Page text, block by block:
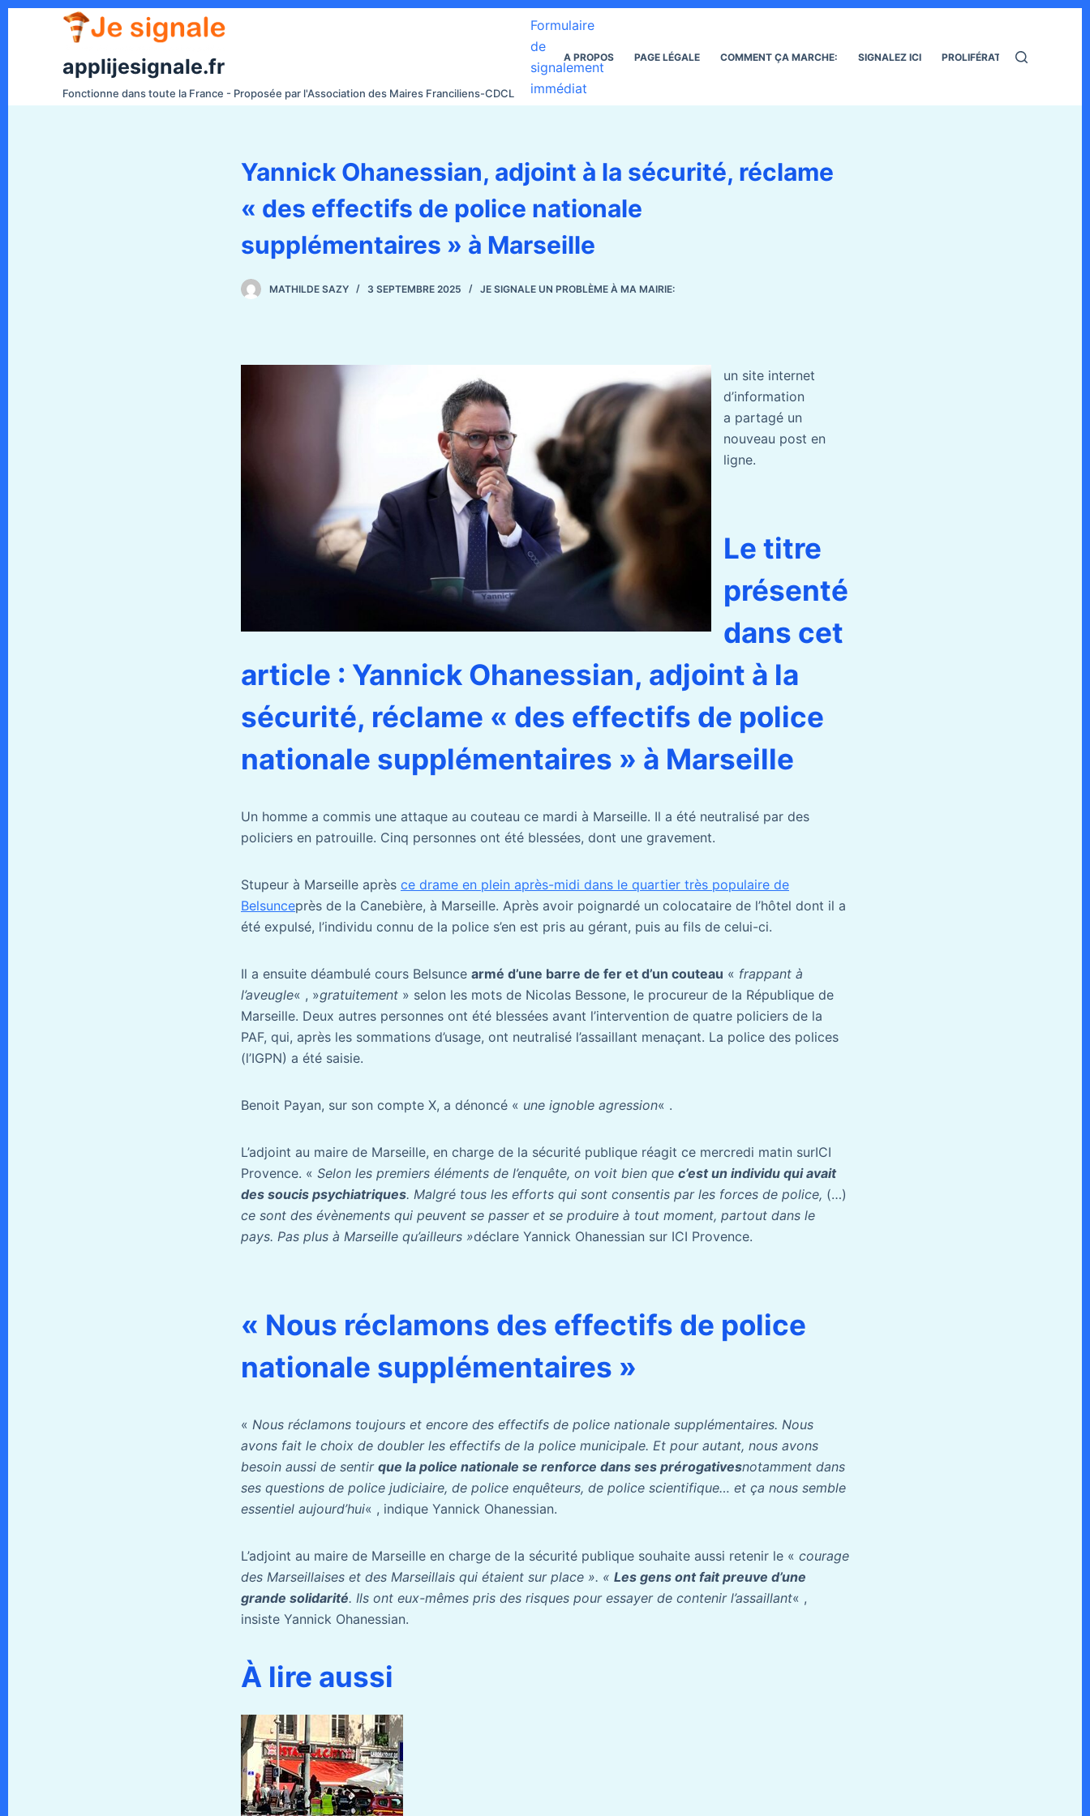
e
applijesignale.fr
Fonctionne dans toute la France - Proposée par l'Association des Maires Franciliens-CDCL
Formulaire
de
signalement
immédiat
A PROPOS PAGE LÉGALE COMMENT ÇA MARCHE: SIGNALEZ ICI PROLIFÉRATION DES RATS
Yannick Ohanessian, adjoint à la sécurité, réclame
« des effectifs de police nationale
supplémentaires » à Marseille
MATHILDE SAZY 3 SEPTEMBRE 2025 JE SIGNALE UN PROBLÈME À MA MAIRIE:
un site internet
d’information
a partagé un
nouveau post en
ligne.
Le titre
présenté
dans cet
article : Yannick Ohanessian, adjoint à la
sécurité, réclame « des effectifs de police
nationale supplémentaires » à Marseille
Un homme a commis une attaque au couteau ce mardi à Marseille. Il a été neutralisé par des
policiers en patrouille. Cinq personnes ont été blessées, dont une gravement.
Stupeur à Marseille après ce drame en plein après-midi dans le quartier très populaire de
Belsunceprès de la Canebière, à Marseille. Après avoir poignardé un colocataire de l’hôtel dont il a
été expulsé, l’individu connu de la police s’en est pris au gérant, puis au fils de celui-ci.
Il a ensuite déambulé cours Belsunce armé d’une barre de fer et d’un couteau « frappant à
l’aveugle« , »gratuitement » selon les mots de Nicolas Bessone, le procureur de la République de
Marseille. Deux autres personnes ont été blessées avant l’intervention de quatre policiers de la
PAF, qui, après les sommations d’usage, ont neutralisé l’assaillant menaçant. La police des polices
(l’IGPN) a été saisie.
Benoit Payan, sur son compte X, a dénoncé « une ignoble agression« .
L’adjoint au maire de Marseille, en charge de la sécurité publique réagit ce mercredi matin surICI
Provence. « Selon les premiers éléments de l’enquête, on voit bien que c’est un individu qui avait
des soucis psychiatriques. Malgré tous les efforts qui sont consentis par les forces de police, (…)
ce sont des évènements qui peuvent se passer et se produire à tout moment, partout dans le
pays. Pas plus à Marseille qu’ailleurs »déclare Yannick Ohanessian sur ICI Provence.
« Nous réclamons des effectifs de police
nationale supplémentaires »
« Nous réclamons toujours et encore des effectifs de police nationale supplémentaires. Nous
avons fait le choix de doubler les effectifs de la police municipale. Et pour autant, nous avons
besoin aussi de sentir que la police nationale se renforce dans ses prérogativesnotamment dans
ses questions de police judiciaire, de police enquêteurs, de police scientifique… et ça nous semble
essentiel aujourd’hui« , indique Yannick Ohanessian.
L’adjoint au maire de Marseille en charge de la sécurité publique souhaite aussi retenir le « courage
des Marseillaises et des Marseillais qui étaient sur place ». « Les gens ont fait preuve d’une
grande solidarité. Ils ont eux-mêmes pris des risques pour essayer de contenir l’assaillant« ,
insiste Yannick Ohanessian.
À lire aussi